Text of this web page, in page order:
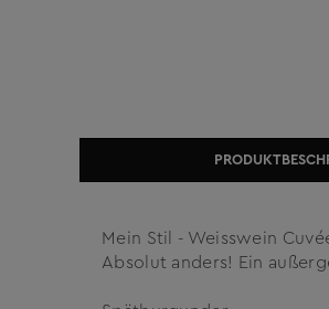
Mein Stil - Weisswein
Absolut anders! Ein